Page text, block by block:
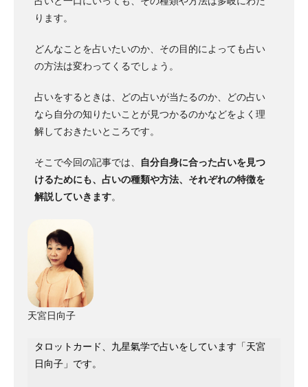
ります。
どんなことを占いたいのか、その目的によっても占い
の方法は変わってくるでしょう。
占いをするときは、どの占いが当たるのか、どの占い
なら自分の知りたいことが見つかるのかなどをよく理
解しておきたいところです。
そこで今回の記事では、
自分自身に合った占いを見つ
けるためにも、占いの種類や方法、それぞれの特徴を
解説していきます。
天宮日向子
タロットカード、九星氣学で占いをしています「天宮
日向子」です。